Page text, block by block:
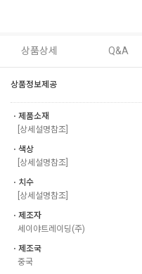
상품상세 Q&A
상품정보제공
ㆍ제품소재
[상세설명참조]
ㆍ색상
[상세설명참조]
ㆍ치수
[상세설명참조]
ㆍ제조자
세이야트레이딩(주)
ㆍ제조국
중국